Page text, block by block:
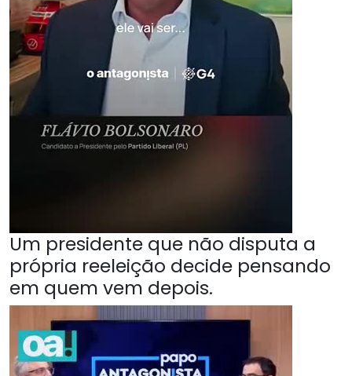
Um presidente que não disputa a
própria reeleição decide pensando
em quem vem depois.